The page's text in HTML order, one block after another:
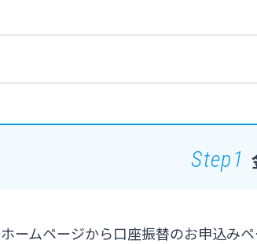
Step1
ームページから口座振替のお申込み